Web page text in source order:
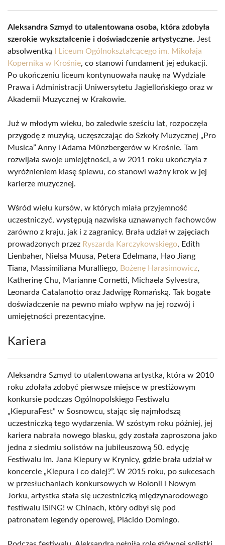
Aleksandra Szmyd to utalentowana osoba, która zdobyła
szerokie wykształcenie i doświadczenie artystyczne. Jest
absolwentką
I Liceum Ogólnokształcącego im. Mikołaja
Kopernika w Krośnie, co stanowi fundament jej edukacji.
Po ukończeniu liceum kontynuowała naukę na Wydziale
Prawa i Administracji Uniwersytetu Jagiellońskiego oraz w
Akademii Muzycznej w Krakowie.
Już w młodym wieku, bo zaledwie sześciu lat, rozpoczęła
przygodę z muzyką, uczęszczając do Szkoły Muzycznej „Pro
Musica” Anny i Adama Mϋnzbergerów w Krośnie. Tam
rozwijała swoje umiejętności, a w 2011 roku ukończyła z
wyróżnieniem klasę śpiewu, co stanowi ważny krok w jej
karierze muzycznej.
Wśród wielu kursów, w których miała przyjemność
uczestniczyć, występują nazwiska uznawanych fachowców
zarówno z kraju, jak i z zagranicy. Brała udział w zajęciach
prowadzonych przez Ryszarda Karczykowskiego, Edith
Lienbaher, Nielsa Muusa, Petera Edelmana, Hao Jiang
Tiana, Massimiliana Muralliego, Bożenę Harasimowicz,
Katherinę Chu, Marianne Cornetti, Michaela Sylvestra,
Leonarda Catalanotto oraz Jadwigę Romańską. Tak bogate
doświadczenie na pewno miało wpływ na jej rozwój i
umiejętności prezentacyjne.
Kariera
Aleksandra Szmyd to utalentowana artystka, która w 2010
roku zdołała zdobyć pierwsze miejsce w prestiżowym
konkursie podczas Ogólnopolskiego Festiwalu
„KiepuraFest” w Sosnowcu, stając się najmłodszą
uczestniczką tego wydarzenia. W szóstym roku później, jej
kariera nabrała nowego blasku, gdy została zaproszona jako
jedna z siedmiu solistów na jubileuszową 50. edycję
Festiwalu im. Jana Kiepury w Krynicy, gdzie brała udział w
koncercie „Kiepura i co dalej?”. W 2015 roku, po sukcesach
w przesłuchaniach konkursowych w Bolonii i Nowym
Jorku, artystka stała się uczestniczką międzynarodowego
festiwalu iSING! w Chinach, który odbył się pod
patronatem legendy operowej, Plácido Domingo.